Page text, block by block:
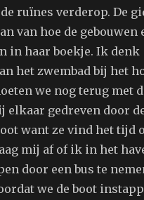
ruïnes verderop. De
van hoe de gebouwen
in haar boekje. Ik denk
het zwembad bij het
we nog terug met
elkaar gedreven door
want ze vind het tijd
mij af of ik in het
door een bus te
we de boot